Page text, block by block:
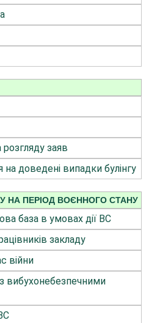
заяв
доведені випадки булінгу
НА ПЕРІОД ВОЄННОГО СТАНУ
база в умовах дії ВС
закладу
війни
вибухонебезпечними